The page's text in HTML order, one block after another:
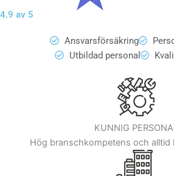
4.9 av 5
Ansvarsförsäkring
Utbildad personal
KUNNIG
Hög branschkompetens och alltid